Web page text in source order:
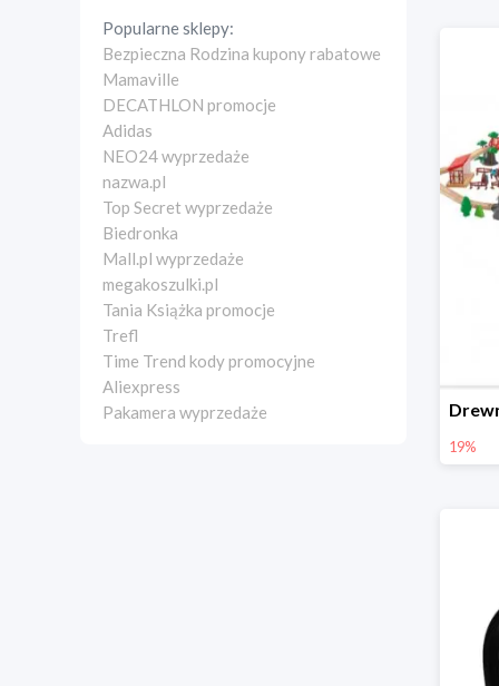
Popularne sklepy:
Bezpieczna Rodzina kupony rabatowe
Mamaville
DECATHLON promocje
Adidas
NEO24 wyprzedaże
nazwa.pl
Top Secret wyprzedaże
Biedronka
Mall.pl wyprzedaże
megakoszulki.pl
Tania Książka promocje
Trefl
Time Trend kody promocyjne
Aliexpress
Pakamera wyprzedaże
19%